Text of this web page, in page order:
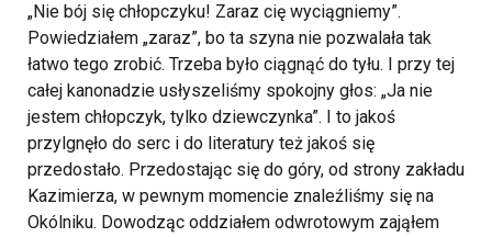
„Nie bój się chłopczyku! Zaraz cię wyciągniemy”.
Powiedziałem „zaraz”, bo ta szyna nie pozwalała tak
łatwo tego zrobić. Trzeba było ciągnąć do tyłu. I przy tej
całej kanonadzie usłyszeliśmy spokojny głos: „Ja nie
jestem chłopczyk, tylko dziewczynka”. I to jakoś
przylgnęło do serc i do literatury też jakoś się
przedostało. Przedostając się do góry, od strony zakładu
Kazimierza, w pewnym momencie znaleźliśmy się na
Okólniku. Dowodząc oddziałem odwrotowym zająłem